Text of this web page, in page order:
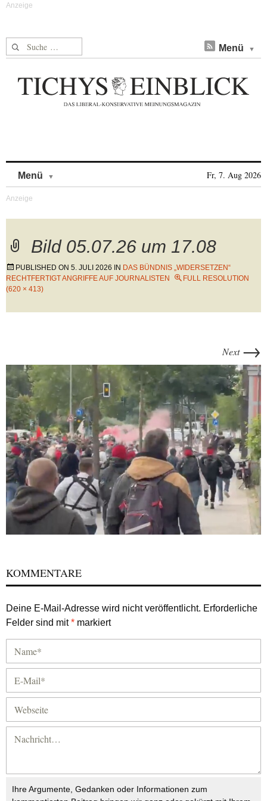
Suche nach: Menü
Menü Fr, 7. Aug 2026
Bild 05.07.26 um 17.08
PUBLISHED ON 5. JULI 2026 IN DAS BÜNDNIS „WIDERSETZEN“
RECHTFERTIGT ANGRIFFE AUF JOURNALISTEN
FULL RESOLUTION
(620 × 413)
Next →
KOMMENTARE
Deine E-Mail-Adresse wird nicht veröffentlicht. Erforderliche
Felder sind mit* markiert
Ihre Argumente, Gedanken oder Informationen zum